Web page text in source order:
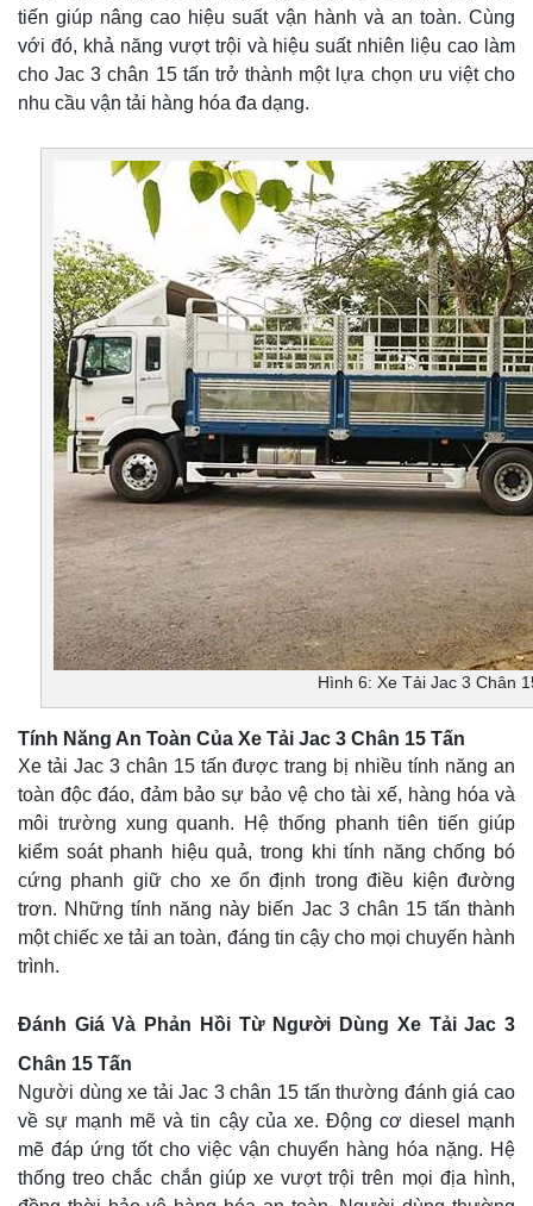
tiến giúp nâng cao hiệu suất vận hành và an toàn. Cùng
với đó, khả năng vượt trội và hiệu suất nhiên liệu cao làm
cho Jac 3 chân 15 tấn trở thành một lựa chọn ưu việt cho
nhu cầu vận tải hàng hóa đa dạng.
Hình 6: Xe Tải Jac 3 Chân
Tính Năng An Toàn Của Xe Tải Jac 3 Chân 15 Tấn
Xe tải Jac 3 chân 15 tấn được trang bị nhiều tính năng an
toàn độc đáo, đảm bảo sự bảo vệ cho tài xế, hàng hóa và
môi trường xung quanh. Hệ thống phanh tiên tiến giúp
kiểm soát phanh hiệu quả, trong khi tính năng chống bó
cứng phanh giữ cho xe ổn định trong điều kiện đường
trơn. Những tính năng này biến Jac 3 chân 15 tấn thành
một chiếc xe tải an toàn, đáng tin cậy cho mọi chuyến hành
trình.
Đánh Giá Và Phản Hồi Từ Người Dùng Xe Tải Jac 3
Chân 15 Tấn
Người dùng xe tải Jac 3 chân 15 tấn thường đánh giá cao
về sự mạnh mẽ và tin cậy của xe. Động cơ diesel mạnh
mẽ đáp ứng tốt cho việc vận chuyển hàng hóa nặng. Hệ
thống treo chắc chắn giúp xe vượt trội trên mọi địa hình,